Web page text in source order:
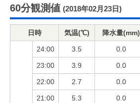
60分観測値 (2018年02月23日)
日時 気温(℃) 降水量(mm)
24:00 3.5 0.0
23:00 3.9 0.0
22:00 2.7 0.0
21:00 5.3 0.0